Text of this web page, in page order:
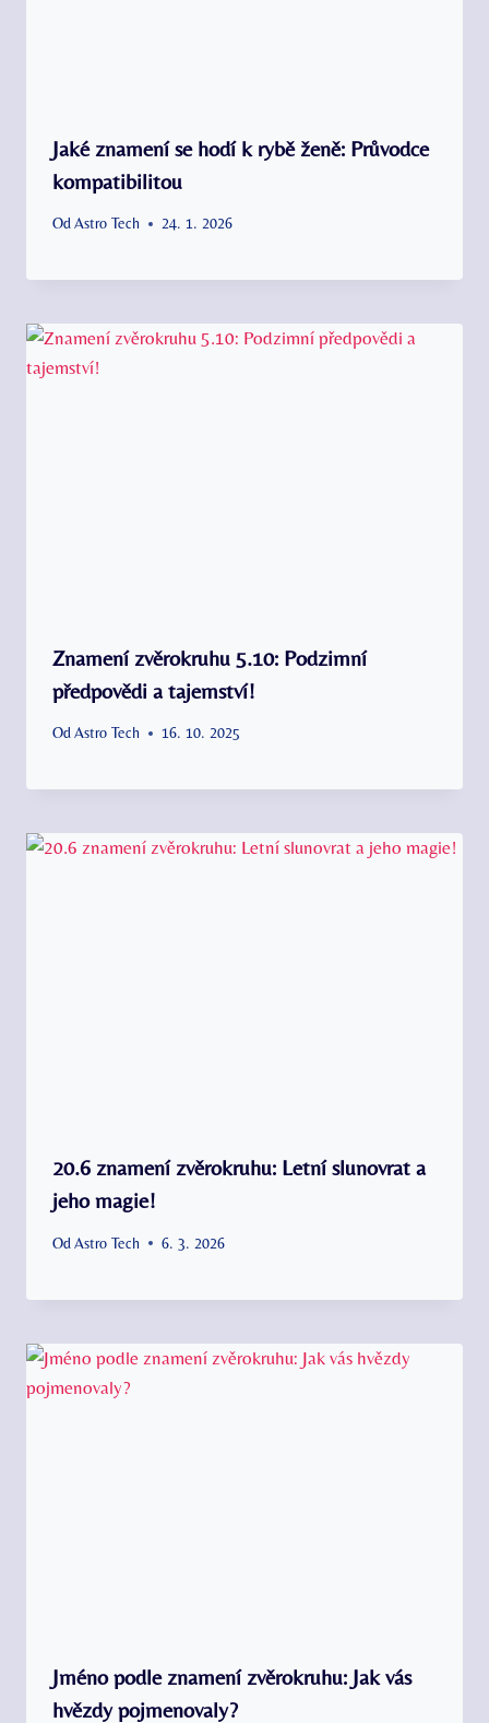
Jaké znamení se hodí k rybě ženě: Průvodce
kompatibilitou
Od Astro Tech 24. 1. 2026
Znamení zvěrokruhu 5.10: Podzimní
předpovědi a tajemství!
OdAstro Tech 16. 10. 2025
20.6 znamení zvěrokruhu: Letní slunovrat a
jeho magie!
Od Astro Tech 6. 3. 2026
Jméno podle znamení zvěrokruhu: Jak vás
hvězdy pojmenovaly?